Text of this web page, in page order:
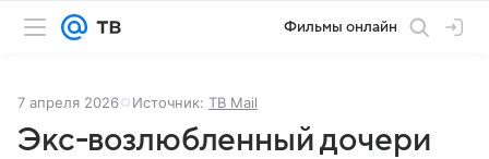
Фильмы онлайн
7 апреля 2026 Источник: ТВ Mail
Экс-возлюбленный дочери